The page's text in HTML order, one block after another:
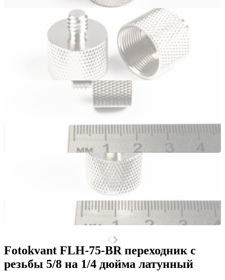
Fotokvant FLH-75-BR переходник с
резьбы 5/8 на 1/4 дюйма латунный